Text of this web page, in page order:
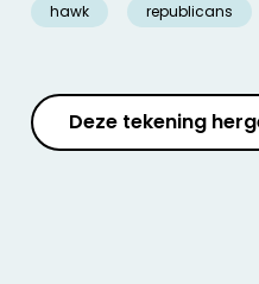
hawk republicans
Deze tekening